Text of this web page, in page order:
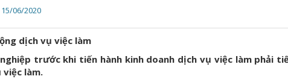
15/06/2020
dịch vụ việc làm
trước khi tiến hành kinh doanh dịch vụ việc làm phải
việc làm.